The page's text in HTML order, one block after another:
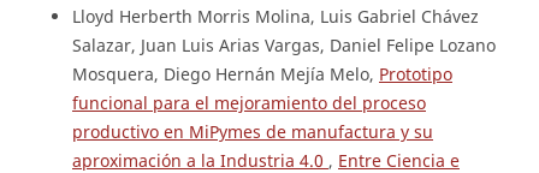
Lloyd Herberth Morris Molina, Luis Gabriel Chávez
Salazar, Juan Luis Arias Vargas, Daniel Felipe Lozano
Mosquera, Diego Hernán Mejía Melo, Prototipo
funcional para el mejoramiento del proceso
productivo en MiPymes de manufactura y su
aproximación a la Industria 4.0 , Entre Ciencia e